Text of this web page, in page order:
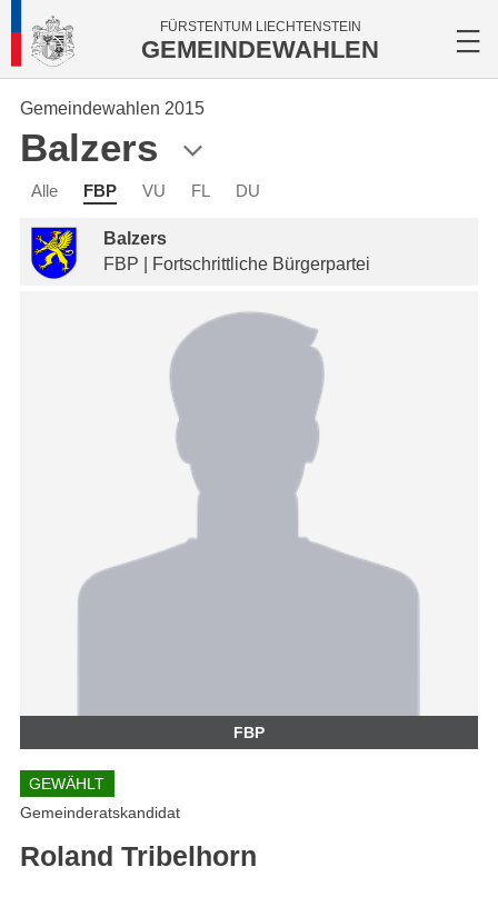
FÜRSTENTUM LIECHTENSTEIN
GEMEINDEWAHLEN
Gemeindewahlen 2015
Balzers
Alle FBP VU FL DU
Balzers
FBP | Fortschrittliche Bürgerpartei
FBP
GEWÄHLT
Gemeinderatskandidat
Roland Tribelhorn